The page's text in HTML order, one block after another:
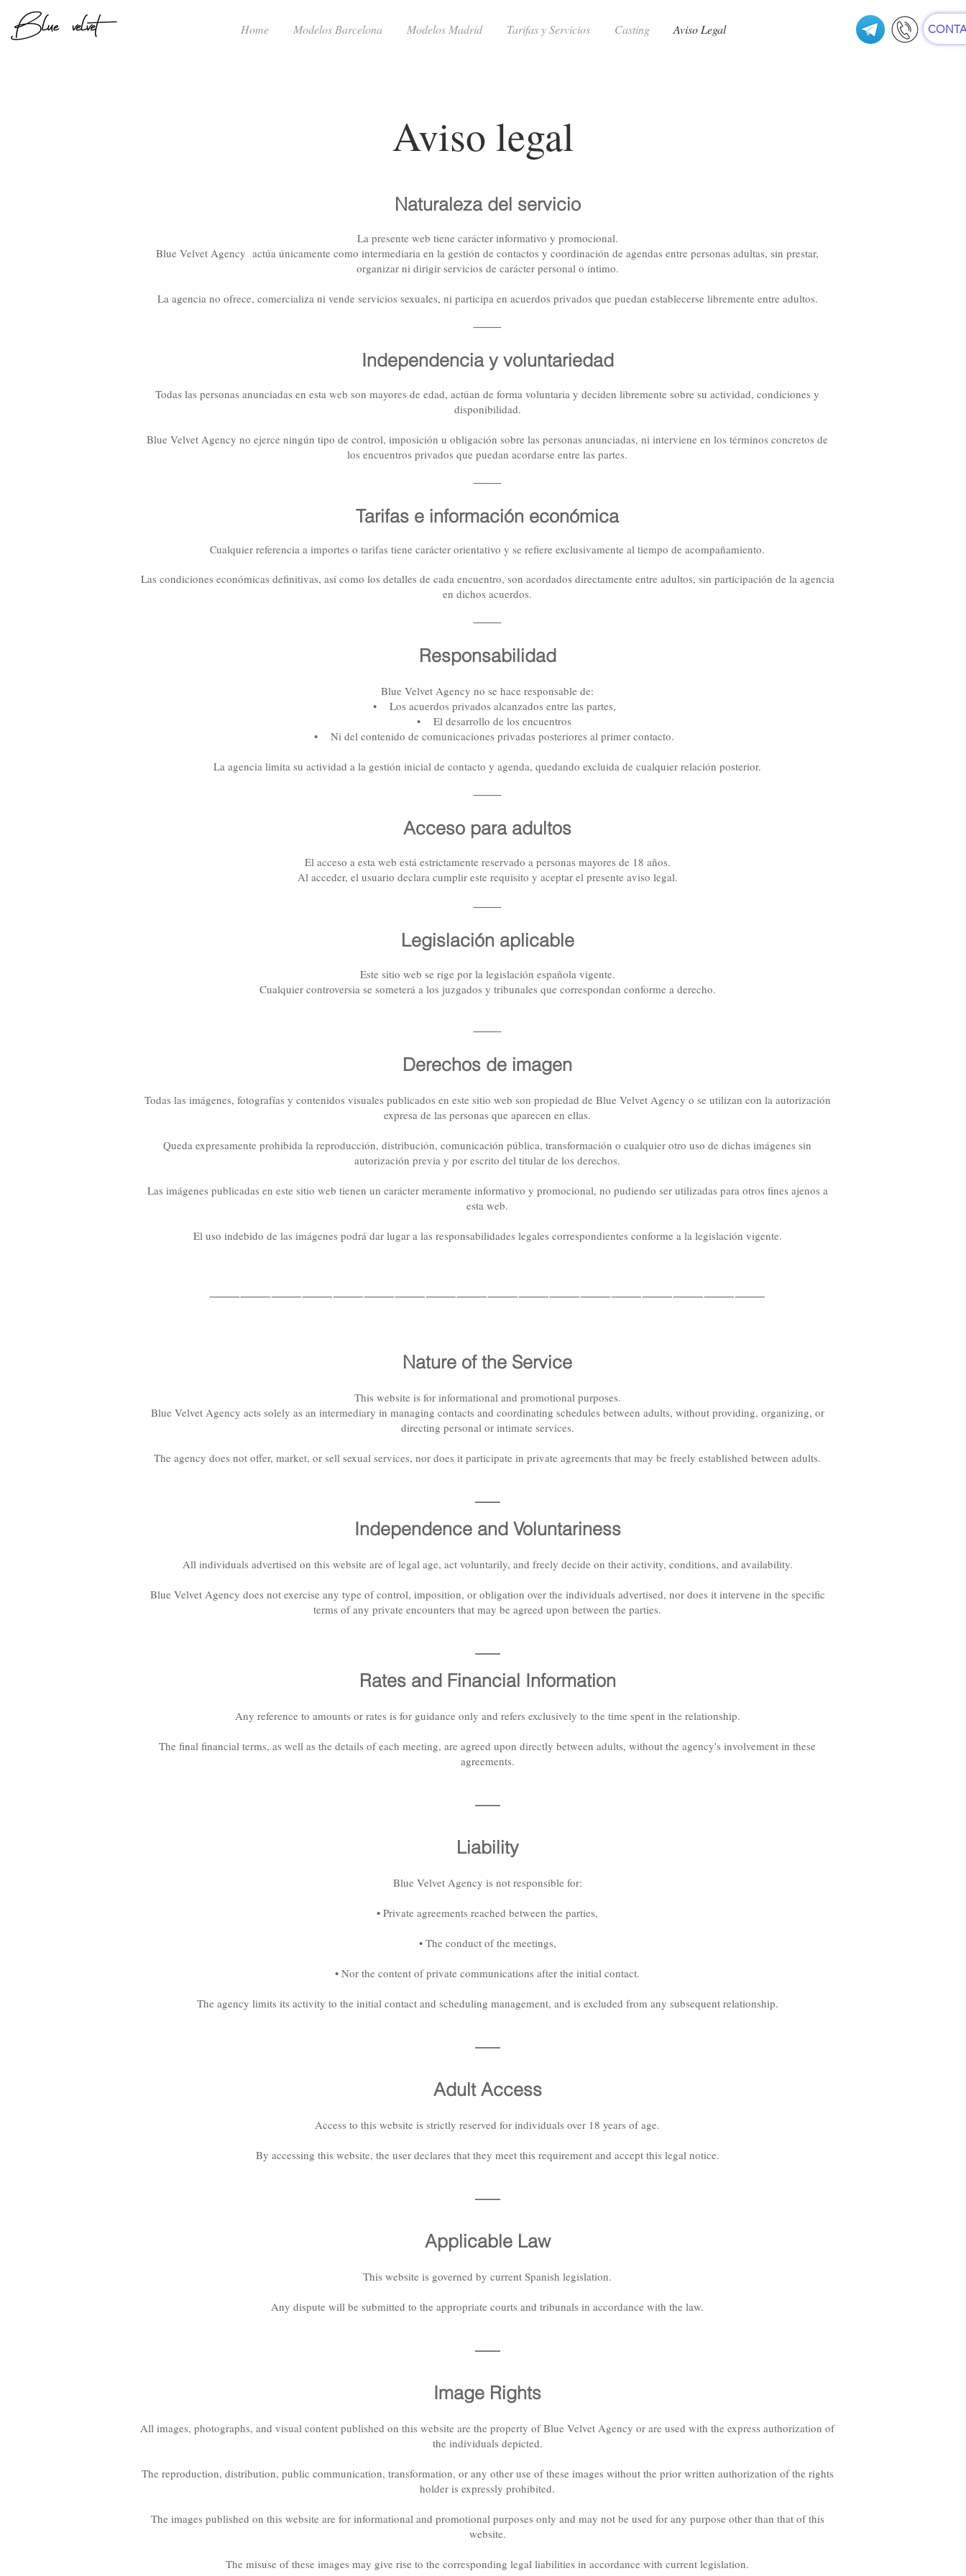
Home Modelos Barcelona Modelos Madrid Tarifas y Servicios Casting Aviso Legal
Aviso legal
Naturaleza del servicio
La presente web tiene carácter informativo y promocional.
Blue Velvet Agency actúa únicamente como intermediaria en la gestión de contactos y coordinación de agendas entre personas adultas, sin prestar,
organizar ni dirigir servicios de carácter personal o íntimo.
La agencia no ofrece, comercializa ni vende servicios sexuales, ni participa en acuerdos privados que puedan establecerse libremente entre adultos.
⸻
Independencia y voluntariedad
Todas las personas anunciadas en esta web son mayores de edad, actúan de forma voluntaria y deciden libremente sobre su actividad, condiciones y
disponibilidad.
Blue Velvet Agency no ejerce ningún tipo de control, imposición u obligación sobre las personas anunciadas, ni interviene en los términos concretos de
los encuentros privados que puedan acordarse entre las partes.
⸻
Tarifas e información económica
Cualquier referencia a importes o tarifas tiene carácter orientativo y se refiere exclusivamente al tiempo de acompañamiento.
Las condiciones económicas definitivas, así como los detalles de cada encuentro, son acordados directamente entre adultos, sin participación de la agencia
en dichos acuerdos.
⸻
Responsabilidad
Blue Velvet Agency no se hace responsable de:
• Los acuerdos privados alcanzados entre las partes,
• El desarrollo de los encuentros
• Ni del contenido de comunicaciones privadas posteriores al primer contacto.
La agencia limita su actividad a la gestión inicial de contacto y agenda, quedando excluida de cualquier relación posterior.
⸻
Acceso para adultos
El acceso a esta web está estrictamente reservado a personas mayores de 18 años.
Al acceder, el usuario declara cumplir este requisito y aceptar el presente aviso legal.
⸻
Legislación aplicable
Este sitio web se rige por la legislación española vigente.
Cualquier controversia se someterá a los juzgados y tribunales que correspondan conforme a derecho.
⸻
Derechos de imagen
Todas las imágenes, fotografías y contenidos visuales publicados en este sitio web son propiedad de Blue Velvet Agency o se utilizan con la autorización
expresa de las personas que aparecen en ellas.
Queda expresamente prohibida la reproducción, distribución, comunicación pública, transformación o cualquier otro uso de dichas imágenes sin
autorización previa y por escrito del titular de los derechos.
Las imágenes publicadas en este sitio web tienen un carácter meramente informativo y promocional, no pudiendo ser utilizadas para otros fines ajenos a
esta web.
El uso indebido de las imágenes podrá dar lugar a las responsabilidades legales correspondientes conforme a la legislación vigente.
⸻⸻⸻⸻⸻⸻⸻⸻⸻⸻⸻⸻⸻⸻⸻⸻⸻⸻
Nature of the Service
This website is for informational and promotional purposes.
Blue Velvet Agency acts solely as an intermediary in managing contacts and coordinating schedules between adults, without providing, organizing, or
directing personal or intimate services.
The agency does not offer, market, or sell sexual services, nor does it participate in private agreements that may be freely established between adults.
—
Independence and Voluntariness
All individuals advertised on this website are of legal age, act voluntarily, and freely decide on their activity, conditions, and availability.
Blue Velvet Agency does not exercise any type of control, imposition, or obligation over the individuals advertised, nor does it intervene in the specific
terms of any private encounters that may be agreed upon between the parties.
—
Rates and Financial Information
Any reference to amounts or rates is for guidance only and refers exclusively to the time spent in the relationship.
The final financial terms, as well as the details of each meeting, are agreed upon directly between adults, without the agency's involvement in these
agreements.
—
Liability
Blue Velvet Agency is not responsible for:
• Private agreements reached between the parties,
• The conduct of the meetings,
• Nor the content of private communications after the initial contact.
The agency limits its activity to the initial contact and scheduling management, and is excluded from any subsequent relationship.
—
Adult Access
Access to this website is strictly reserved for individuals over 18 years of age.
By accessing this website, the user declares that they meet this requirement and accept this legal notice.
—
Applicable Law
This website is governed by current Spanish legislation.
Any dispute will be submitted to the appropriate courts and tribunals in accordance with the law.
—
Image Rights
All images, photographs, and visual content published on this website are the property of Blue Velvet Agency or are used with the express authorization of
the individuals depicted.
The reproduction, distribution, public communication, transformation, or any other use of these images without the prior written authorization of the rights
holder is expressly prohibited.
The images published on this website are for informational and promotional purposes only and may not be used for any purpose other than that of this
website.
The misuse of these images may give rise to the corresponding legal liabilities in accordance with current legislation.